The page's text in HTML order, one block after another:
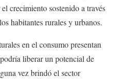
crecimiento sostenido a través
habitantes rurales y urbanos.
en el consumo presentan
liberar un potencial de
vez brindó el sector